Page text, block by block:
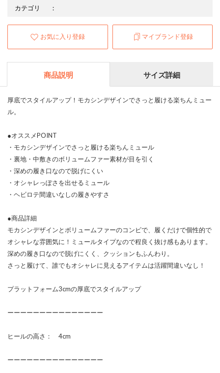
カテゴリ
：
お気に入り登録 マイブランド登録
商品説明 サイズ詳細
厚底でスタイルアップ！モカシンデザインでさっと履ける楽ちんミュー
ル。
●オススメPOINT
・モカシンデザインでさっと履ける楽ちんミュール
・裏地・中敷きのボリュームファー素材が目を引く
・深めの履き口なので脱げにくい
・オシャレっぽさを出せるミュール
・ヘビロテ間違いなしの履きやすさ
●商品詳細
モカシンデザインとボリュームファーのコンビで、履くだけで個性的で
オシャレな雰囲気に！ミュールタイプなので程良く抜け感もあります。
深めの履き口なので脱げにくく、クッションもふんわり。
さっと履けて、誰でもオシャレに見えるアイテムは活躍間違いなし！
プラットフォーム3cmの厚底でスタイルアップ
ーーーーーーーーーーーーーーー
ヒールの高さ： 4cm
ーーーーーーーーーーーーーーー